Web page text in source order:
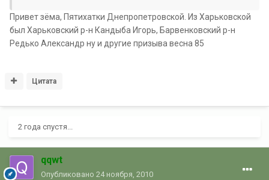
Привет зёма, Пятихатки Днепропетровской. Из Харьковской
был Харьковский р-н Кандыба Игорь, Барвенковский р-н
Редько Александр ну и другие призыва весна 85
Цитата
2 года спустя...
qqwt
Опубликовано 24 ноября, 2010